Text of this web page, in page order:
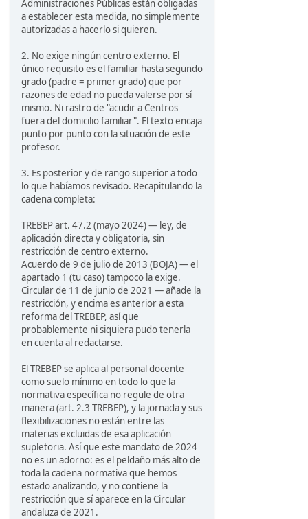
Administraciones Públicas están obligadas
a establecer esta medida, no simplemente
autorizadas a hacerlo si quieren.
2. No exige ningún centro externo. El
único requisito es el familiar hasta segundo
grado (padre = primer grado) que por
razones de edad no pueda valerse por sí
mismo. Ni rastro de "acudir a Centros
fuera del domicilio familiar". El texto encaja
punto por punto con la situación de este
profesor.
3. Es posterior y de rango superior a todo
lo que habíamos revisado. Recapitulando la
cadena completa:
TREBEP art. 47.2 (mayo 2024) — ley, de
aplicación directa y obligatoria, sin
restricción de centro externo.
Acuerdo de 9 de julio de 2013 (BOJA) — el
apartado 1 (tu caso) tampoco la exige.
Circular de 11 de junio de 2021 — añade la
restricción, y encima es anterior a esta
reforma del TREBEP, así que
probablemente ni siquiera pudo tenerla
en cuenta al redactarse.
El TREBEP se aplica al personal docente
como suelo mínimo en todo lo que la
normativa específica no regule de otra
manera (art. 2.3 TREBEP), y la jornada y sus
flexibilizaciones no están entre las
materias excluidas de esa aplicación
supletoria. Así que este mandato de 2024
no es un adorno: es el peldaño más alto de
toda la cadena normativa que hemos
estado analizando, y no contiene la
restricción que sí aparece en la Circular
andaluza de 2021.